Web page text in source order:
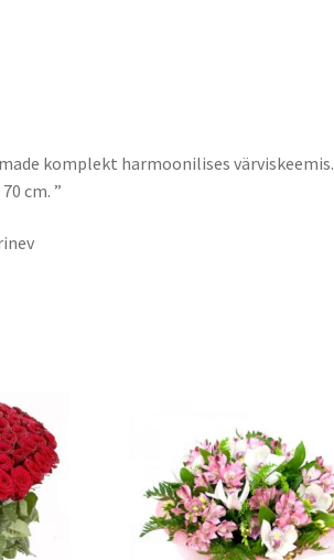
komplekt harmoonilises värviskeemis.
cm. ”